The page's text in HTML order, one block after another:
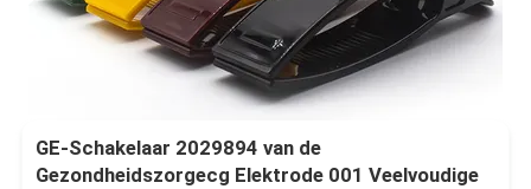
GE-Schakelaar 2029894 van de
Gezondheidszorgecg Elektrode 001 Veelvoudige